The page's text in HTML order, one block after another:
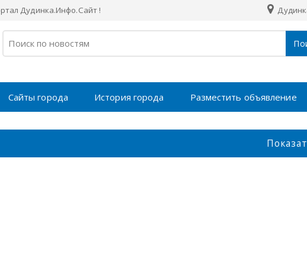
Дудинка.Инфо.Сайт !
Сайты города История города Разместить объявление